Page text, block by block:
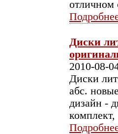
отличном
Диски
2010-08-
Диски
абс.
дизайн -